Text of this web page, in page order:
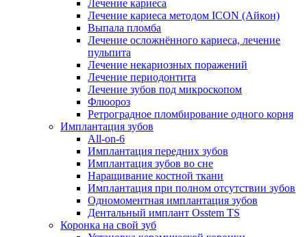
Лечение кариеса
Лечение кариеса методом ICON (Айкон)
Выпала пломба
Лечение осложнённого кариеса, лечение
пульпита
Лечение некариозных поражений
Лечение периодонтита
Лечение зубов под микроскопом
Флюороз
Ретроградное пломбирование одного корня
Имплантация зубов
All-on-6
Имплантация передних зубов
Имплантация зубов во сне
Наращивание костной ткани
Имплантация при полном отсутствии зубов
Одномоментная имплантация зубов
Дентальный имплант Osstem TS
Коронка на свой зуб